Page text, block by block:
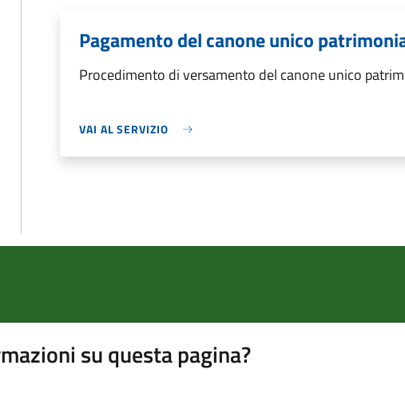
Pagamento del canone unico
Procedimento di versamento del canone unico
VAI AL SERVIZIO
su questa pagina?